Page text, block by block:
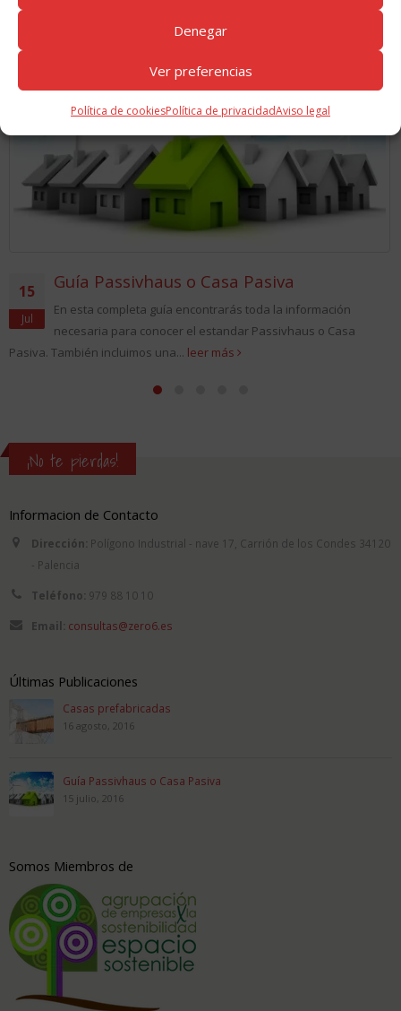
Denegar
Ver preferencias
Política de cookiesPolítica de privacidadAviso legal
RELACIONADAS
15
Jul
Guía Passivhaus o Casa Pasiva
En esta completa guía encontrarás toda la información
necesaria para conocer el estandar Passivhaus o Casa
Pasiva. También incluimos una... leer más
¡No te pierdas!
Informacion de Contacto
Dirección: Polígono Industrial - nave 17, Carrión de los Condes 34120
- Palencia
Teléfono: 979 88 10 10
Email: consultas@zero6.es
Últimas Publicaciones
Casas prefabricadas
16 agosto, 2016
Guía Passivhaus o Casa Pasiva
15 julio, 2016
Somos Miembros de